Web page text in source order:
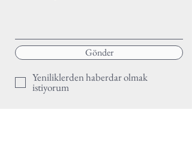
Gönder
Yeniliklerden haberdar olmak
istiyorum